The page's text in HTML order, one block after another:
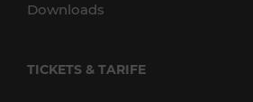
Downloads
TICKETS & TARIFE